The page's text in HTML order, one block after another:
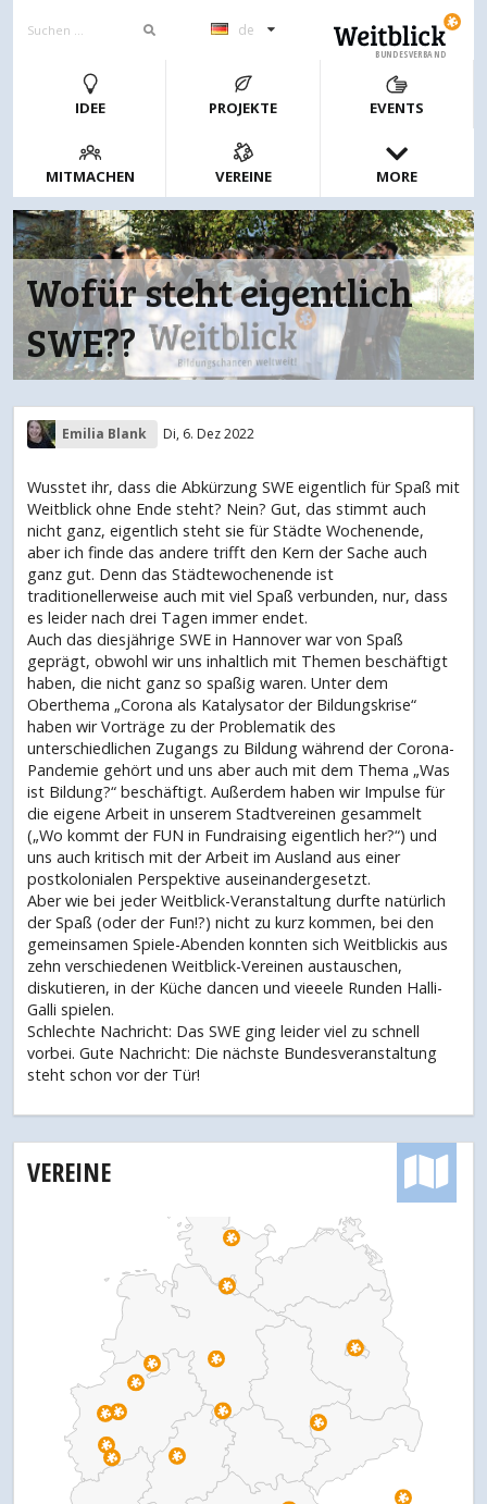
de
BUNDESVERBAND
IDEE PROJEKTE EVENTS
MITMACHEN VEREINE MORE
Wofür steht eigentlich
SWE??
Emilia Blank Di, 6. Dez 2022
Wusstet ihr, dass die Abkürzung SWE eigentlich für Spaß mit
Weitblick ohne Ende steht? Nein? Gut, das stimmt auch
nicht ganz, eigentlich steht sie für Städte Wochenende,
aber ich finde das andere trifft den Kern der Sache auch
ganz gut. Denn das Städtewochenende ist
traditionellerweise auch mit viel Spaß verbunden, nur, dass
es leider nach drei Tagen immer endet.
Auch das diesjährige SWE in Hannover war von Spaß
geprägt, obwohl wir uns inhaltlich mit Themen beschäftigt
haben, die nicht ganz so spaßig waren. Unter dem
Oberthema „Corona als Katalysator der Bildungskrise“
haben wir Vorträge zu der Problematik des
unterschiedlichen Zugangs zu Bildung während der Corona-
Pandemie gehört und uns aber auch mit dem Thema „Was
ist Bildung?“ beschäftigt. Außerdem haben wir Impulse für
die eigene Arbeit in unserem Stadtvereinen gesammelt
(„Wo kommt der FUN in Fundraising eigentlich her?“) und
uns auch kritisch mit der Arbeit im Ausland aus einer
postkolonialen Perspektive auseinandergesetzt.
Aber wie bei jeder Weitblick-Veranstaltung durfte natürlich
der Spaß (oder der Fun!?) nicht zu kurz kommen, bei den
gemeinsamen Spiele-Abenden konnten sich Weitblickis aus
zehn verschiedenen Weitblick-Vereinen austauschen,
diskutieren, in der Küche dancen und vieeele Runden Halli-
Galli spielen.
Schlechte Nachricht: Das SWE ging leider viel zu schnell
vorbei. Gute Nachricht: Die nächste Bundesveranstaltung
steht schon vor der Tür!
VEREINE